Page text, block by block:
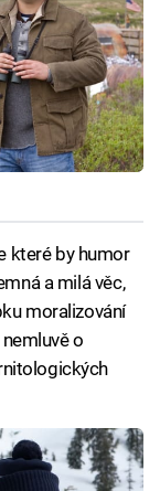
které by humor
a milá věc,
moralizování
o